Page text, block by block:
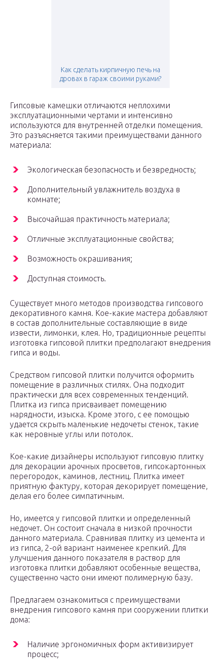
Как сделать кирпичную печь на
дровах в гараж своими руками?
Гипсовые камешки отличаются неплохими
эксплуатационными чертами и интенсивно
используются для внутренней отделки помещения.
Это разъясняется такими преимуществами данного
материала:
Экологическая безопасность и безвредность;
Дополнительный увлажнитель воздуха в
комнате;
Высочайшая практичность материала;
Отличные эксплуатационные свойства;
Возможность окрашивания;
Доступная стоимость.
Существует много методов производства гипсового
декоративного камня. Кое-какие мастера добавляют
в состав дополнительные составляющие в виде
извести, лимонки, клея. Но, традиционные рецепты
изготовка гипсовой плитки предполагают внедрения
гипса и воды.
Средством гипсовой плитки получится оформить
помещение в различных стилях. Она подходит
практически для всех современных тенденций.
Плитка из гипса присваивает помещению
нарядности, изыска. Кроме этого, с ее помощью
удается скрыть маленькие недочеты стенок, такие
как неровные углы или потолок.
Кое-какие дизайнеры используют гипсовую плитку
для декорации арочных просветов, гипсокартонных
перегородок, каминов, лестниц. Плитка имеет
приятную фактуру, которая декорирует помещение,
делая его более симпатичным.
Но, имеется у гипсовой плитки и определенный
недочет. Он состоит сначала в низкой прочности
данного материала. Сравнивая плитку из цемента и
из гипса, 2-ой вариант наименее крепкий. Для
улучшения данного показателя в раствор для
изготовка плитки добавляют особенные вещества,
существенно часто они имеют полимерную базу.
Предлагаем ознакомиться с преимуществами
внедрения гипсового камня при сооружении плитки
дома:
Наличие эргономичных форм активизирует
процесс;